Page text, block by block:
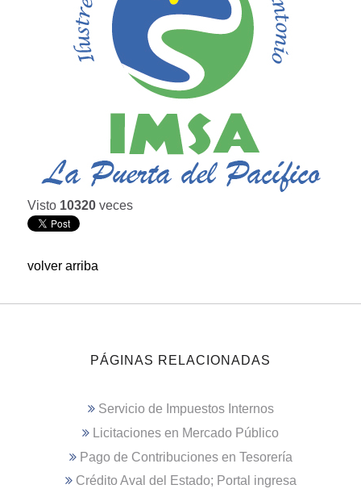
Visto 10320 veces
volver arriba
PÁGINAS RELACIONADAS
Servicio de Impuestos Internos
Licitaciones en Mercado Público
Pago de Contribuciones en Tesorería
Crédito Aval del Estado; Portal ingresa